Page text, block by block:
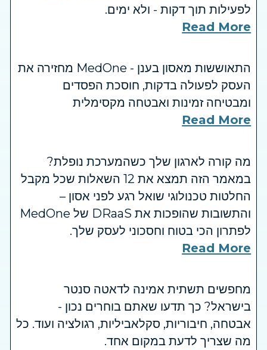
לפעילות תוך דקות - ולא ימים.
Read More
התאוששות מאסון בענן - MedOne מחזירה את
העסק לפעולה בדקות, חוסכת הפסדים
ומבטיחה זמינות ואבטחה מקסימלית
Read More
מה קורה לארגון שלך כשהמערכת נופלת?
במאמר הזה תמצא את 12 השאלות שכל מקבל
החלטות טכנולוגי שואל רגע לפני אסון –
והתשובות שהופכות את DRaaS של MedOne
לפתרון הכי בטוח וחסכוני לעסק שלך.
Read More
מחפשים תשתית אמינה לדאטה סנטר
בישראל? כך תדעו שאתם בוחרים נכון -
אבטחה, חיבוריות, סקלאביליות, רגולציה ועוד. כל
מה שצריך לדעת במקום אחד.